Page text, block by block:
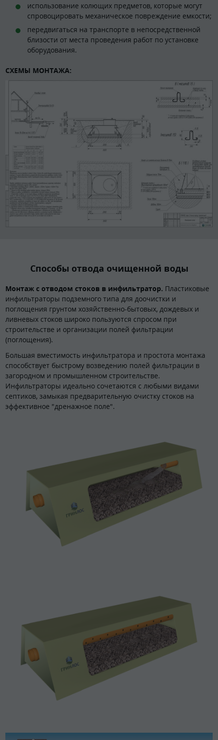
использование колющих предметов, которые могут
спровоцировать механическое повреждение емкости;
передвигаться на транспорте в непосредственной
близости от места проведения работ по установке
оборудования.
СХЕМЫ МОНТАЖА:
Способы отвода очищенной воды
Монтаж с отводом стоков в инфильтратор. Пластиковые
инфильтраторы подземного типа для доочистки и
поглощения грунтом хозяйственно-бытовых, дождевых и
ливневых стоков широко пользуются спросом при
строительстве и организации полей фильтрации
(поглощения).
Большая вместимость инфильтратора и простота монтажа
способствует быстрому возведению полей фильтрации в
загородном и промышленном строительстве.
Инфильтраторы идеально сочетаются с любыми видами
септиков, замыкая предварительную очистку стоков на
эффективное "дренажное поле".